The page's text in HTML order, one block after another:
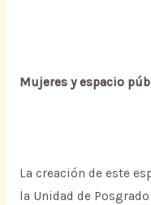
Mujeres y espacio
La creación de este
la Unidad de